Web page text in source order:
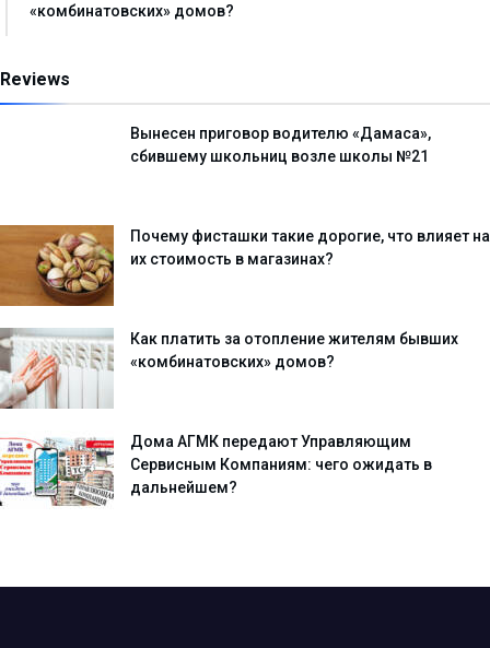
«комбинатовских» домов?
Reviews
Вынесен приговор водителю «Дамаса»,
сбившему школьниц возле школы №21
Почему фисташки такие дорогие, что влияет на
их стоимость в магазинах?
Как платить за отопление жителям бывших
«комбинатовских» домов?
Дома АГМК передают Управляющим
Сервисным Компаниям: чего ожидать в
дальнейшем?